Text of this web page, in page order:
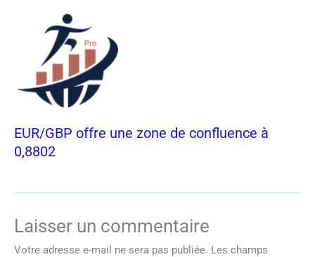
EUR/GBP offre une zone de confluence à
0,8802
Laisser un commentaire
Votre adresse e-mail ne sera pas publiée. Les champs